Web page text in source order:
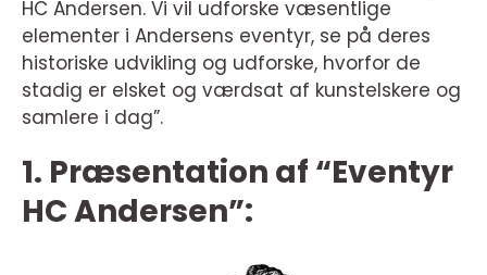
HC Andersen. Vi vil udforske væsentlige
elementer i Andersens eventyr, se på deres
historiske udvikling og udforske, hvorfor de
stadig er elsket og værdsat af kunstelskere og
samlere i dag”.
1. Præsentation af “Eventyr
HC Andersen”: